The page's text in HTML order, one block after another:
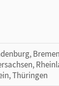
Thüringen